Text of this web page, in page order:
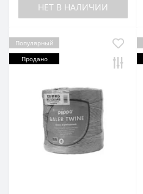
НЕТ В НАЛИЧИИ
Популярный
Продано